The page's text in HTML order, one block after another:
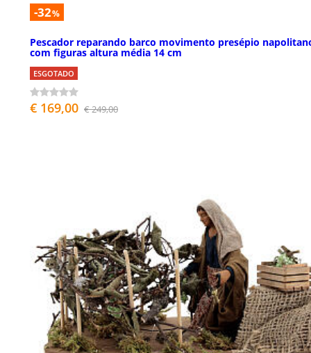
-32%
Pescador reparando barco movimento presépio
com figuras altura média 14 cm
ESGOTADO
€ 169,00 € 249,00